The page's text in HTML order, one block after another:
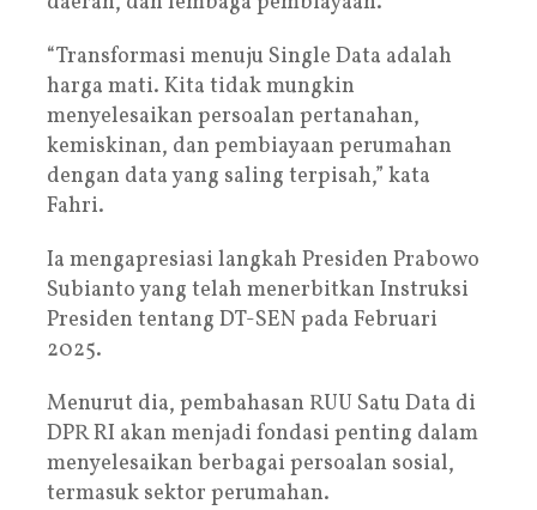
“Transformasi menuju Single Data adalah
harga mati. Kita tidak mungkin
menyelesaikan persoalan pertanahan,
kemiskinan, dan pembiayaan perumahan
dengan data yang saling terpisah,” kata
Fahri.
Ia mengapresiasi langkah Presiden Prabowo
Subianto yang telah menerbitkan Instruksi
Presiden tentang DT-SEN pada Februari
2025.
Menurut dia, pembahasan RUU Satu Data di
DPR RI akan menjadi fondasi penting dalam
menyelesaikan berbagai persoalan sosial,
termasuk sektor perumahan.